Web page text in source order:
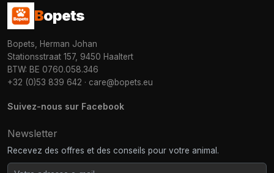
Bopets
Bopets, Herman Johan
Stationsstraat 157, 9450 Haaltert
BTW: BE 0760.058.346
+32 (0)53 839 642 · care@bopets.eu
Suivez-nous sur Facebook
Newsletter
Recevez des offres et des conseils pour votre animal.